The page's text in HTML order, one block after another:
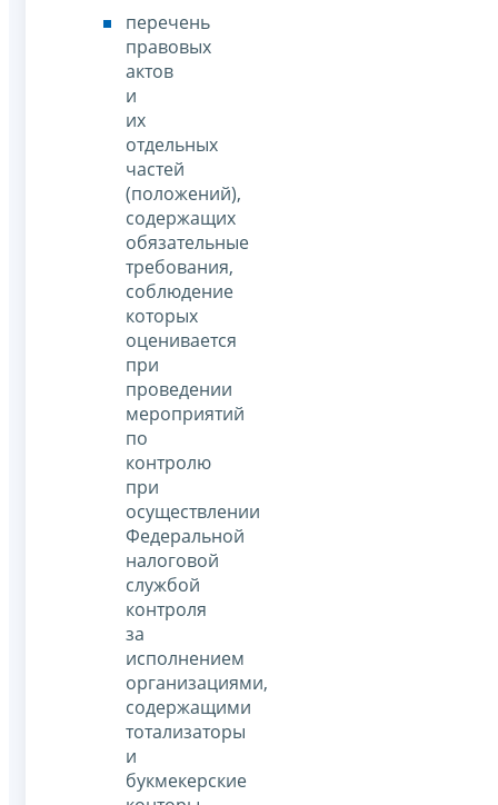
перечень
правовых
актов
и
их
отдельных
частей
(положений),
содержащих
обязательные
требования,
соблюдение
которых
оценивается
при
проведении
мероприятий
по
контролю
при
осуществлении
Федеральной
налоговой
службой
контроля
за
исполнением
организациями,
содержащими
тотализаторы
и
букмекерские